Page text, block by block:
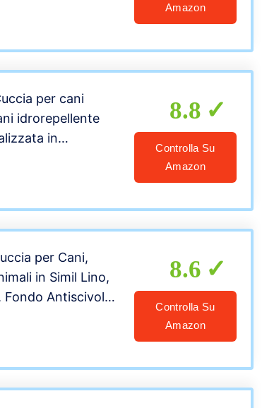
Amazon
per cani
idrorepellente
in
esterno.
8.8
Controlla Su
Amazon
per Cani,
in Simil Lino,
Fondo Antiscivolo,
8.6
Controlla Su
Amazon